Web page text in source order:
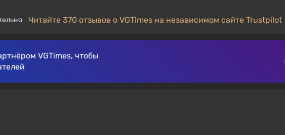
Читайте 370 отзывов о VGTimes на независимом сайте Trustpilot
VGTimes, чтобы